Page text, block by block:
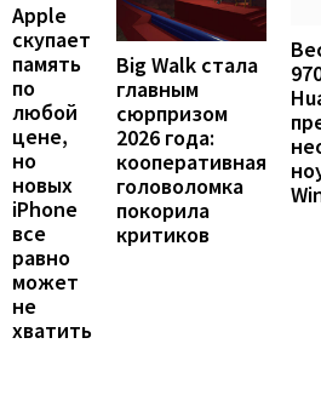
Apple
скупает
память
по
любой
цене,
но
новых
iPhone
все
равно
может
не
хватить
Big Walk стала
главным
сюрпризом
2026 года:
кооперативная
головоломка
покорила
критиков